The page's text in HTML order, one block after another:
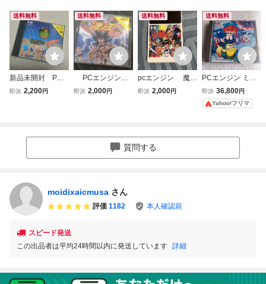
送料無料
新品未開封 PC
エンジン HuCA
即決 2,200円
送料無料
PCエンジン
凄ノ王伝説 HUCA
即決 2,000円
送料無料
pcエンジン 魔神
英雄伝 ワタル Hu
即決 2,000円
送料無料
PCエンジン ミズ
バク大冒険 HuCA
RD PCE TAITO
即決 36,800円
Yahoo!フリマ
質問する
moidixaicmusa さん
評価 1182 本人確認前
スピード発送
この出品者は平均24時間以内に発送しています 詳細